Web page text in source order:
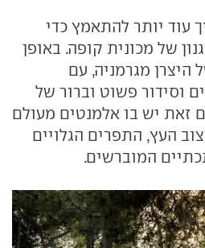
עוד יותר להתאמץ כדי
של מכונית קופה. באופן
היצרן מגרמניה, עם
וסידור פשוט וברור של
זאת יש בו אלמנטים מעולם
העץ, התפרים הגלויים
המוברשים.